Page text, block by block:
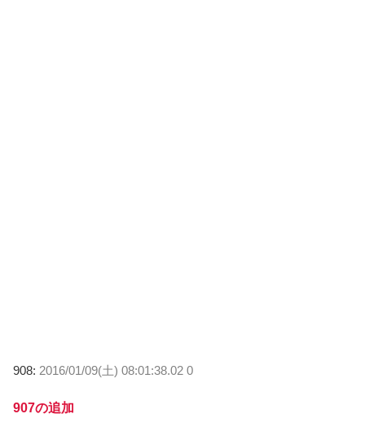
908: 2016/01/09(土) 08:01:38.02 0
907の追加